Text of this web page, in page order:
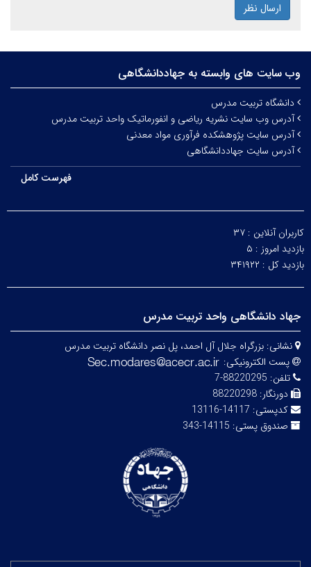
ارسال نظر
وب سایت های وابسته به جهاددانشگاهی
دانشگاه تربیت مدرس
آدرس وب سایت نشریه ریاضی و انفورماتیک واحد تربیت مدرس
آدرس سایت پژوهشکده فرآوری مواد معدنی
آدرس سایت جهاددانشگاهی
فهرست کامل
کاربران آنلاین : ۳۷
بازدید امروز : ۵
بازدید کل : ۳۴۱۹۲۲
جهاد دانشگاهی واحد تربیت مدرس
نشانی: بزرگراه جلال آل احمد، پل نصر دانشگاه تربیت مدرس
پست الکترونیکی:
تلفن: 88220295-7
دورنگار: 88220298
کدپستی: 14117-13116
صندوق پستی: 14115-343